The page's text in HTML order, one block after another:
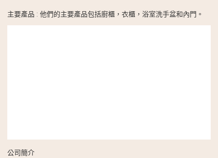
主要產品 : 他們的主要產品包括廚櫃，衣櫃，浴室洗手盆和內門。
公司簡介